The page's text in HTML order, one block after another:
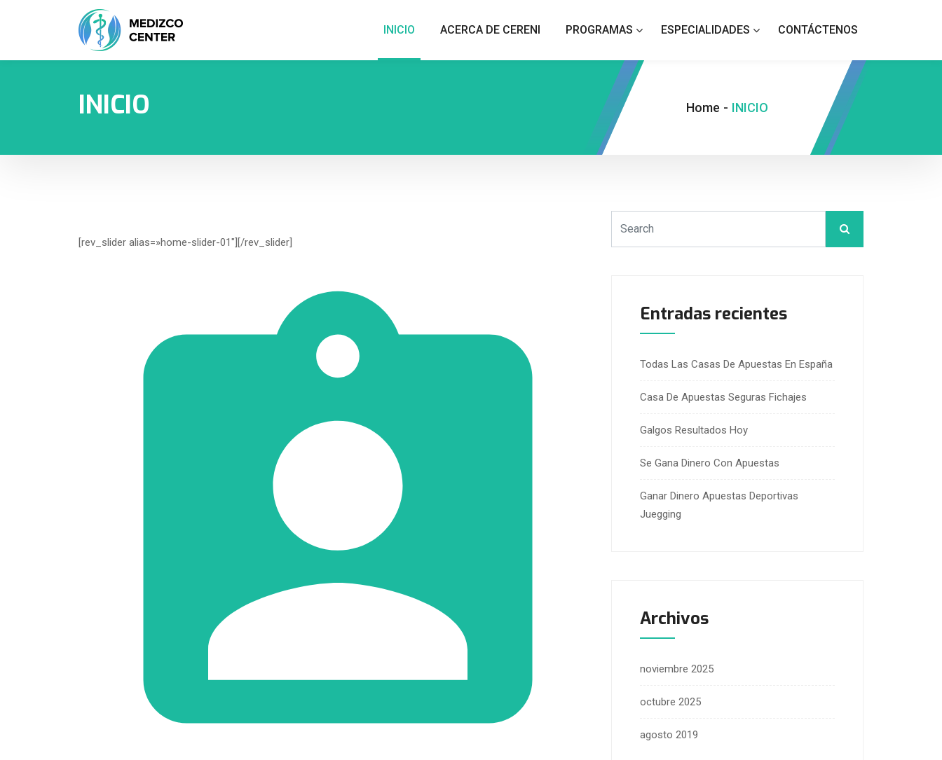
INICIO ACERCA DE CERENI PROGRAMAS ESPECIALIDADES CONTÁCTENOS
INICIO Home - INICIO
[rev_slider alias=»home-slider-01″][/rev_slider]
Entradas recientes
Todas Las Casas De Apuestas En España
Casa De Apuestas Seguras Fichajes
Galgos Resultados Hoy
Se Gana Dinero Con Apuestas
Ganar Dinero Apuestas Deportivas
Juegging
Archivos
noviembre 2025
octubre 2025
agosto 2019